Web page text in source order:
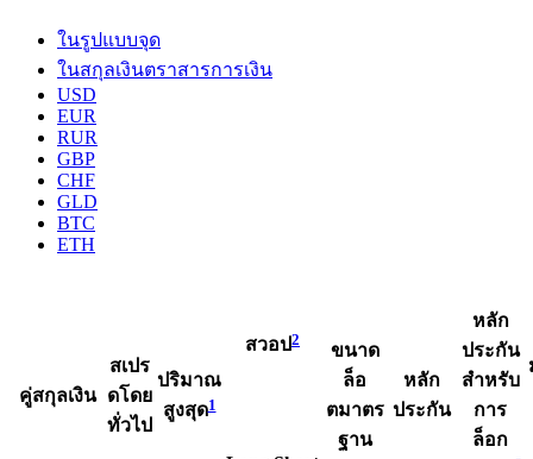
ในรูปแบบจุด
ในสกุลเงินตราสารการเงิน
USD
EUR
RUR
GBP
CHF
GLD
BTC
ETH
คู่สกุลเงิน
สเปร
ดโดย
ทั่วไป
ปริมาณ
สูงสุด1
สวอป2
ขนาด
ล็อ
ตมาตร
ฐาน
หลัก
ประกัน
หลัก
ประกัน
สำหรับ
การ
ล็อก